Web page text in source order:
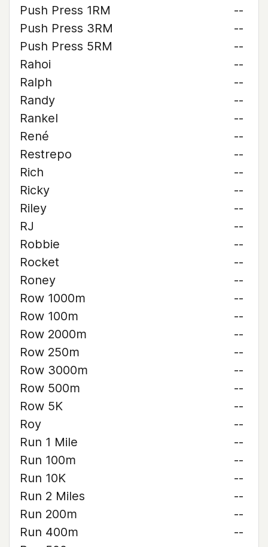
Push Press 1RM
--
Push Press 3RM
--
Push Press 5RM
--
Rahoi
--
Ralph
--
Randy
--
Rankel
--
René
--
Restrepo
--
Rich
--
Ricky
--
Riley
--
RJ
--
Robbie
--
Rocket
--
Roney
--
Row 1000m
--
Row 100m
--
Row 2000m
--
Row 250m
--
Row 3000m
--
Row 500m
--
Row 5K
--
Roy
--
Run 1 Mile
--
Run 100m
--
Run 10K
--
Run 2 Miles
--
Run 200m
--
Run 400m
--